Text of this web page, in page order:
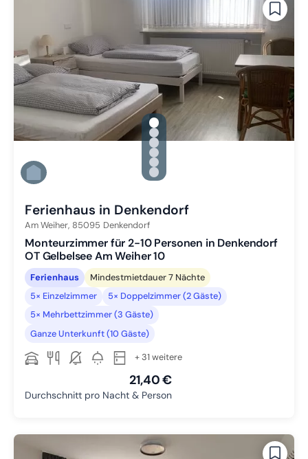
gallery.slide_selector
Zu Slide 1 wechseln
Zu Slide 2 wechseln
Zu Slide 3 wechseln
Zu Slide 4 wechseln
Zu Slide 5 wechseln
Zu Slide 6 wechseln
Ferienhaus in Denkendorf
Am Weiher, 85095 Denkendorf
Monteurzimmer für 2-10 Personen in Denkendorf
OT Gelbelsee Am Weiher 10
Ferienhaus
Mindestmietdauer 7 Nächte
5× Einzelzimmer
5× Doppelzimmer (2 Gäste)
5× Mehrbettzimmer (3 Gäste)
Ganze Unterkunft (10 Gäste)
+ 31 weitere
21,40 €
Durchschnitt pro Nacht & Person